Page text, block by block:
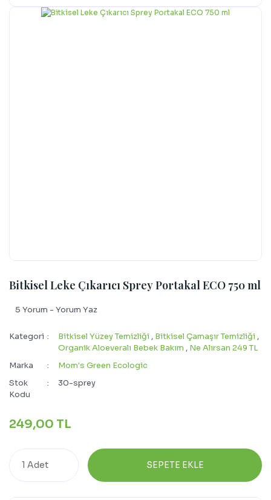
Bitkisel Leke Çıkarıcı Sprey Portakal ECO 750 ml
5 Yorum - Yorum Yaz
Kategori Bitkisel Yüzey Temizliği , Bitkisel Çamaşır Temizliği ,
Organik Aloeveralı Bebek Bakım , Ne Alırsan 249 TL
Marka
Mom's Green Ecologic
Stok
Kodu
30-sprey
249,00 TL
SEPETE EKLE